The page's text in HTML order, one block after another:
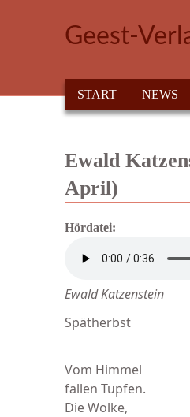
Geest-
HAUPTMENÜ
START NEWS
Ewald
April)
Hördatei:
Ewald Katzenstein
Spätherbst
Vom Himmel
fallen Tupfen.
Die Wolke,